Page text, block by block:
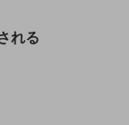
れる